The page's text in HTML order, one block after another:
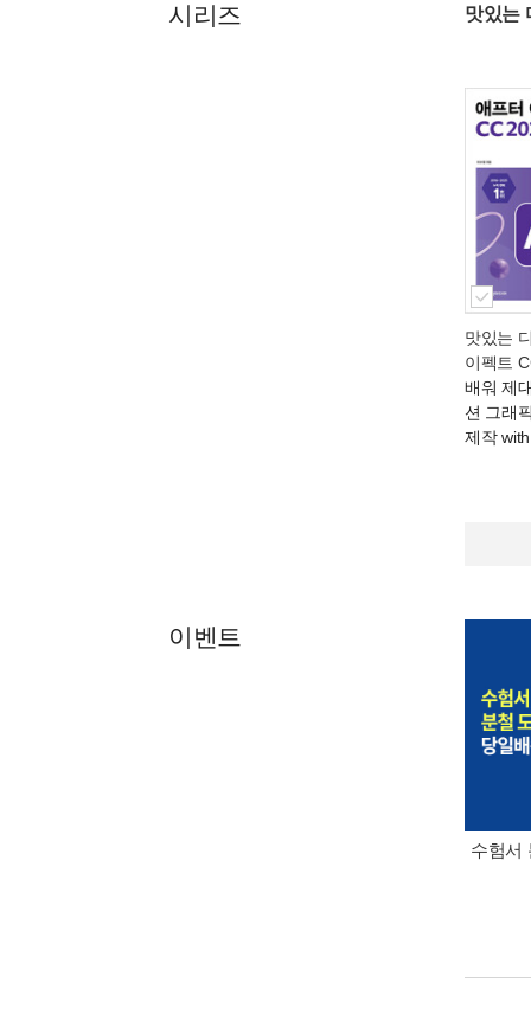
시리즈 맛있는
맛있는
이펙트
배워 제
션 그래
제작
이벤트
수험서